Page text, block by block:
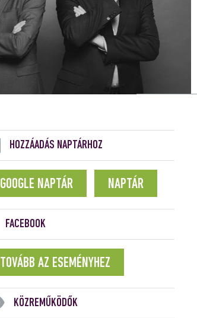
HOZZÁADÁS NAPTÁRHOZ
GOOGLE NAPTÁR NAPTÁR
FACEBOOK
TOVÁBB AZ ESEMÉNYHEZ
KÖZREMŰKÖDŐK